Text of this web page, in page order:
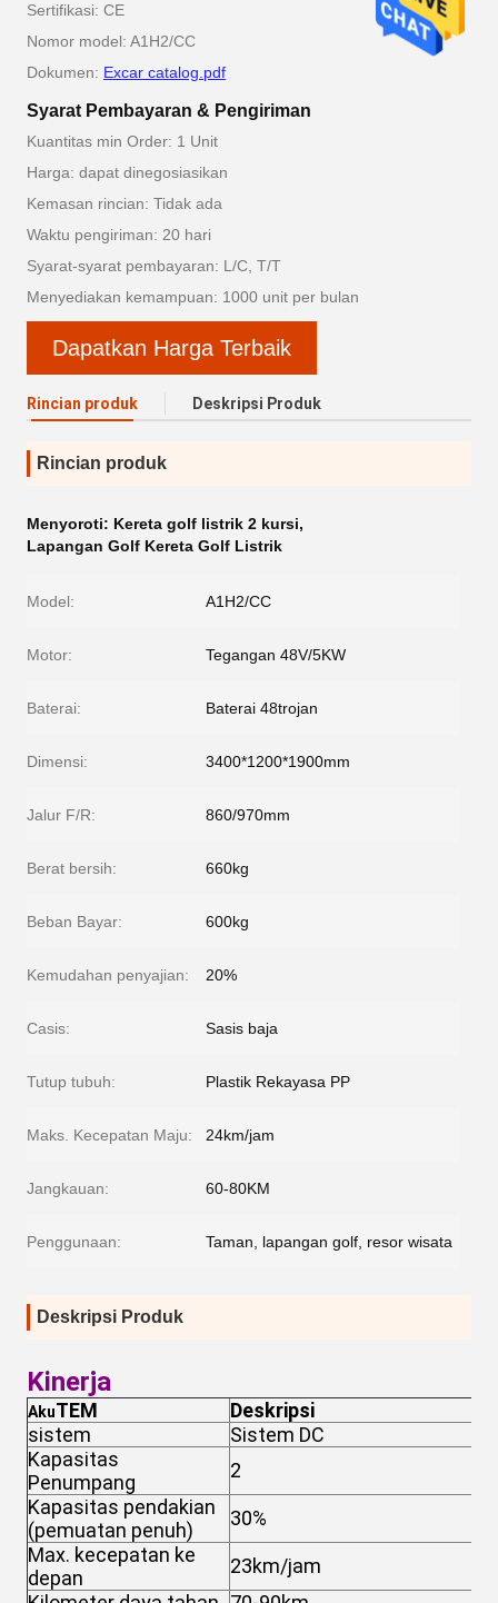
Sertifikasi: CE
Nomor model: A1H2/CC
Dokumen: Excar catalog.pdf
Syarat Pembayaran & Pengiriman
Kuantitas min Order: 1 Unit
Harga: dapat dinegosiasikan
Kemasan rincian: Tidak ada
Waktu pengiriman: 20 hari
Syarat-syarat pembayaran: L/C, T/T
Menyediakan kemampuan: 1000 unit per bulan
Dapatkan Harga Terbaik
Rincian produk Deskripsi Produk
Rincian produk
Menyoroti: Kereta golf listrik 2 kursi,
Lapangan Golf Kereta Golf Listrik
Model: A1H2/CC
Motor: Tegangan 48V/5KW
Baterai: Baterai 48trojan
Dimensi: 3400*1200*1900mm
Jalur F/R: 860/970mm
Berat bersih: 660kg
Beban Bayar: 600kg
Kemudahan penyajian: 20%
Casis: Sasis baja
Tutup tubuh: Plastik Rekayasa PP
Maks. Kecepatan Maju: 24km/jam
Jangkauan: 60-80KM
Penggunaan: Taman, lapangan golf, resor wisata
Deskripsi Produk
Kinerja
AkuTEM
Deskripsi
sistem
Sistem DC
Kapasitas
Penumpang
2
Kapasitas pendakian
(pemuatan penuh)
30%
Max. kecepatan ke
depan
23km/jam